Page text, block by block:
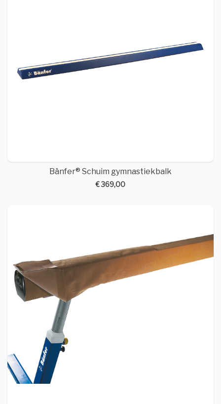
Bänfer® Schuim gymnastiekbalk
€ 369,00